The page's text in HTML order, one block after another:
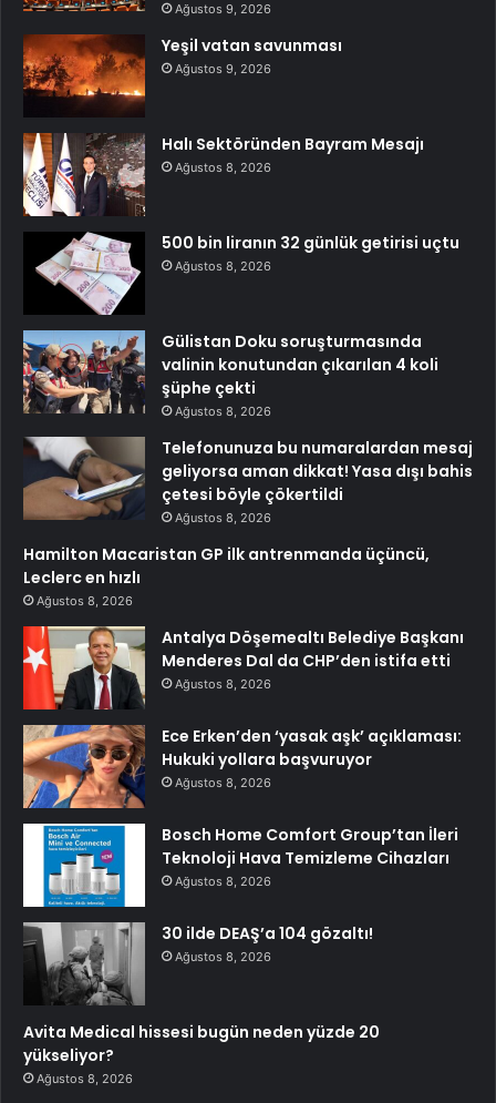
Ağustos 9, 2026
Yeşil vatan savunması
Ağustos 9, 2026
Halı Sektöründen Bayram Mesajı
Ağustos 8, 2026
500 bin liranın 32 günlük getirisi uçtu
Ağustos 8, 2026
Gülistan Doku soruşturmasında
valinin konutundan çıkarılan 4 koli
şüphe çekti
Ağustos 8, 2026
Telefonunuza bu numaralardan mesaj
geliyorsa aman dikkat! Yasa dışı bahis
çetesi böyle çökertildi
Ağustos 8, 2026
Hamilton Macaristan GP ilk antrenmanda üçüncü,
Leclerc en hızlı
Ağustos 8, 2026
Antalya Döşemealtı Belediye Başkanı
Menderes Dal da CHP’den istifa etti
Ağustos 8, 2026
Ece Erken’den ‘yasak aşk’ açıklaması:
Hukuki yollara başvuruyor
Ağustos 8, 2026
Bosch Home Comfort Group’tan İleri
Teknoloji Hava Temizleme Cihazları
Ağustos 8, 2026
30 ilde DEAŞ’a 104 gözaltı!
Ağustos 8, 2026
Avita Medical hissesi bugün neden yüzde 20
yükseliyor?
Ağustos 8, 2026